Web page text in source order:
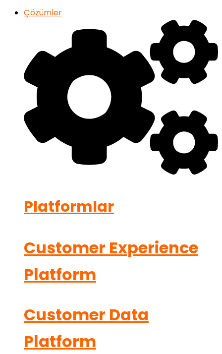
Çözümler
Platformlar
Customer Experience
Platform
Customer Data
Platform